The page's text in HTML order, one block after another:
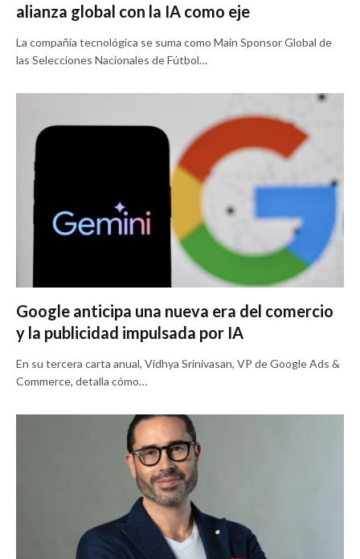
alianza global con la IA como eje
La compañía tecnológica se suma como Main Sponsor Global de
las Selecciones Nacionales de Fútbol…
Google anticipa una nueva era del comercio
y la publicidad impulsada por IA
En su tercera carta anual, Vidhya Srinivasan, VP de Google Ads &
Commerce, detalla cómo…